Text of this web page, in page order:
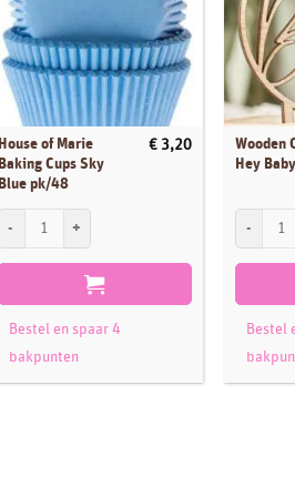
House of Marie
Baking Cups Sky
Blue pk/48
€3,20
Bestel en spaar 4
bakpunten
Wooden
Hey Baby
Bestel